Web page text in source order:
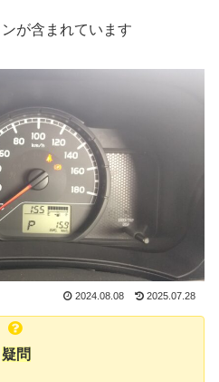
が含まれています
2024.08.08 2025.07.28
疑問